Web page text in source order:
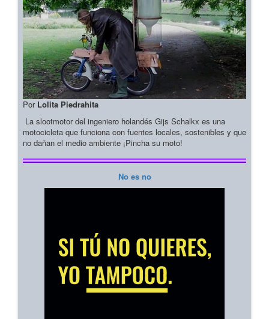
Por Lolita Piedrahita
La slootmotor del ingeniero holandés Gijs Schalkx es una
motocicleta que funciona con fuentes locales, sostenibles y que
no dañan el medio ambiente ¡Pincha su moto!
No es no